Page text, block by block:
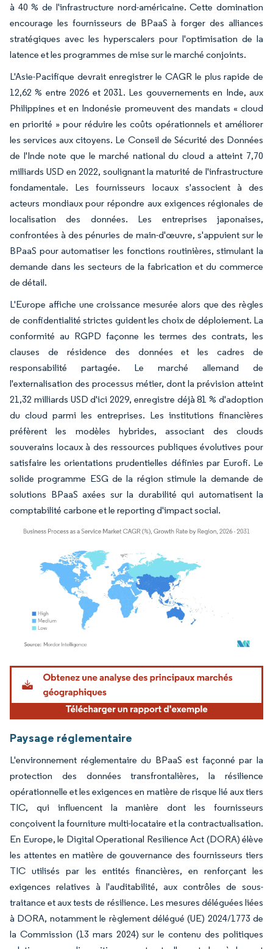
à 40 % de l'infrastructure nord-américaine. Cette domination
encourage les fournisseurs de BPaaS à forger des alliances
stratégiques avec les hyperscalers pour l'optimisation de la
latence et les programmes de mise sur le marché conjoints.
L'Asie-Pacifique devrait enregistrer le CAGR le plus rapide de
12,62 % entre 2026 et 2031. Les gouvernements en Inde, aux
Philippines et en Indonésie promeuvent des mandats « cloud
en priorité » pour réduire les coûts opérationnels et améliorer
les services aux citoyens. Le Conseil de Sécurité des Données
de l'Inde note que le marché national du cloud a atteint 7,70
milliards USD en 2022, soulignant la maturité de l'infrastructure
fondamentale. Les fournisseurs locaux s'associent à des
acteurs mondiaux pour répondre aux exigences régionales de
localisation des données. Les entreprises japonaises,
confrontées à des pénuries de main-d'œuvre, s'appuient sur le
BPaaS pour automatiser les fonctions routinières, stimulant la
demande dans les secteurs de la fabrication et du commerce
de détail.
L'Europe affiche une croissance mesurée alors que des règles
de confidentialité strictes guident les choix de déploiement. La
conformité au RGPD façonne les termes des contrats, les
clauses de résidence des données et les cadres de
responsabilité partagée. Le marché allemand de
l'externalisation des processus métier, dont la prévision atteint
21,32 milliards USD d'ici 2029, enregistre déjà 81 % d'adoption
du cloud parmi les entreprises. Les institutions financières
préfèrent les modèles hybrides, associant des clouds
souverains locaux à des ressources publiques évolutives pour
satisfaire les orientations prudentielles définies par Eurofi. Le
solide programme ESG de la région stimule la demande de
solutions BPaaS axées sur la durabilité qui automatisent la
comptabilité carbone et le reporting d'impact social.
Image © Mordor Intelligence. La réutilisation nécessite une attribution sous CC BY
Paysage réglementaire
L'environnement réglementaire du BPaaS est façonné par la
protection des données transfrontalières, la résilience
opérationnelle et les exigences en matière de risque lié aux tiers
TIC, qui influencent la manière dont les fournisseurs
conçoivent la fourniture multi-locataire et la contractualisation.
En Europe, le Digital Operational Resilience Act (DORA) élève
les attentes en matière de gouvernance des fournisseurs tiers
TIC utilisés par les entités financières, en renforçant les
exigences relatives à l'auditabilité, aux contrôles de sous-
traitance et aux tests de résilience. Les mesures déléguées liées
à DORA, notamment le règlement délégué (UE) 2024/1773 de
la Commission (13 mars 2024) sur le contenu des politiques